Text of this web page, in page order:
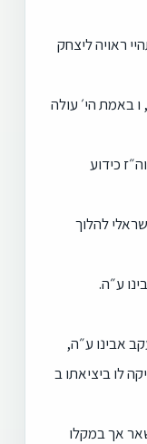
ראויה ליצחק
באמת הי׳ עולה
כידוע
להלוך
ע״ה.
אבינו ע״ה,
לו ביציאתו ב
אך במקלו